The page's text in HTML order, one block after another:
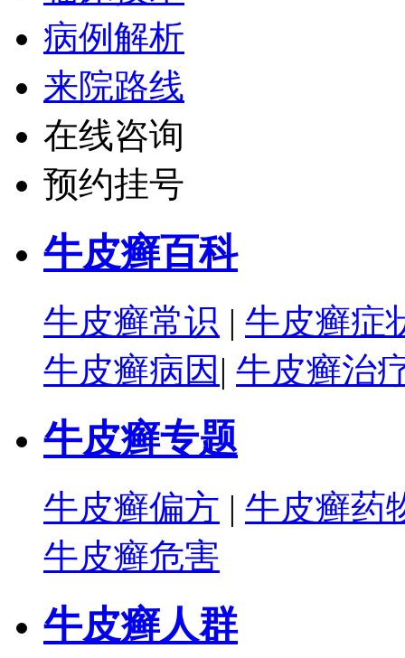
病例解析
来院路线
在线咨询
预约挂号
牛皮癣百科
牛皮癣常识 | 牛皮癣症
牛皮癣病因 | 牛皮癣治
牛皮癣专题
牛皮癣偏方 | 牛皮癣药
牛皮癣危害
牛皮癣人群